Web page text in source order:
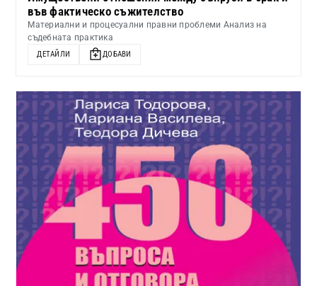
във фактическо съжителство
Материални и процесуални правни проблеми Анализ на
съдебната практика
ДЕТАЙЛИ ДОБАВИ